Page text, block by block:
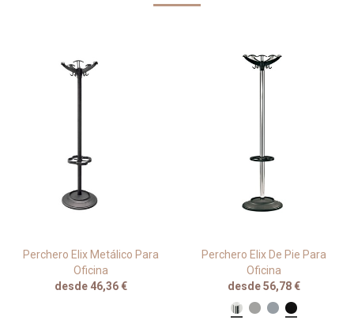
Perchero Elix Metálico Para
Oficina
desde 46,36 €
Perchero Elix De Pie Para
Oficina
desde 56,78 €